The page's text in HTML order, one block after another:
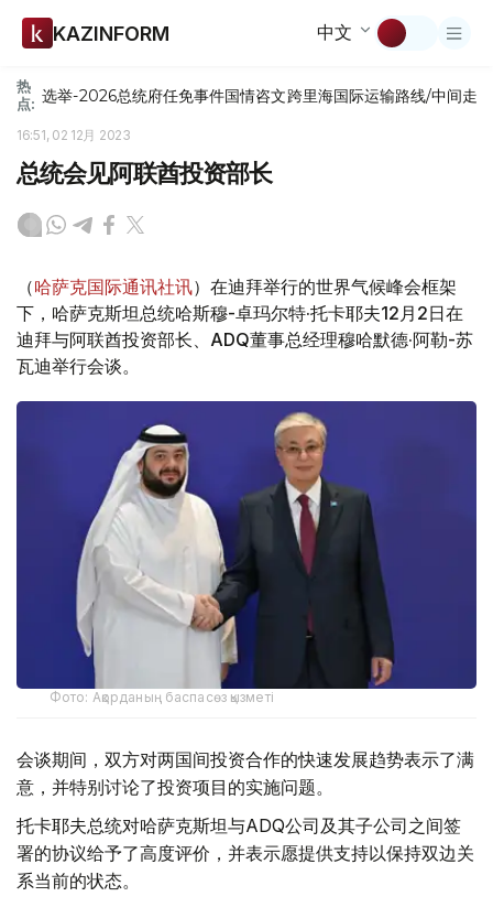
KAZINFORM 中文
热
点: 选举-2026总统府任免事件国情咨文跨里海国际运输路线/中间走廊
16:51, 02 12月 2023
总统会见阿联酋投资部长
（哈萨克国际通讯社讯）在迪拜举行的世界气候峰会框架
下，哈萨克斯坦总统哈斯穆-卓玛尔特·托卡耶夫12月2日在
迪拜与阿联酋投资部长、ADQ董事总经理穆哈默德·阿勒-苏
瓦迪举行会谈。
Фото: Ақорданың баспасөз қызметі
会谈期间，双方对两国间投资合作的快速发展趋势表示了满
意，并特别讨论了投资项目的实施问题。
托卡耶夫总统对哈萨克斯坦与ADQ公司及其子公司之间签
署的协议给予了高度评价，并表示愿提供支持以保持双边关
系当前的状态。